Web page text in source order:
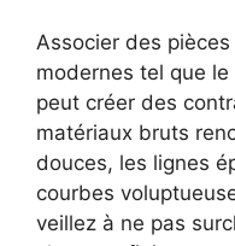
Associer des
modernes tel que le
peut créer des
matériaux bruts
douces, les lignes
courbes
veillez à ne pas